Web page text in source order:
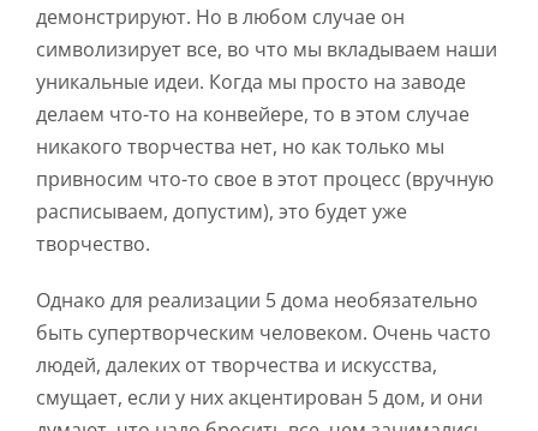
демонстрируют. Но в любом случае он
символизирует все, во что мы вкладываем наши
уникальные идеи. Когда мы просто на заводе
делаем что-то на конвейере, то в этом случае
никакого творчества нет, но как только мы
привносим что-то свое в этот процесс (вручную
расписываем, допустим), это будет уже
творчество.
Однако для реализации 5 дома необязательно
быть супертворческим человеком. Очень часто
людей, далеких от творчества и искусства,
смущает, если у них акцентирован 5 дом, и они